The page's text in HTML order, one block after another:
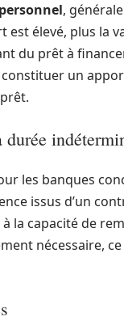
,
élevé, plus la
du prêt à
un
durée
les banques
issus d’un
la capacité de
nécessaire,